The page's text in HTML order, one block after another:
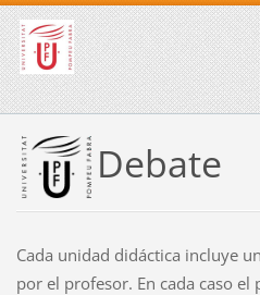
Debate
Cada unidad didáctica incluye un
por el profesor. En cada caso el